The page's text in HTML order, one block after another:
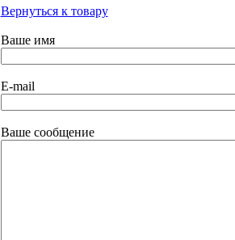
Вернуться к товару
Ваше имя
E-mail
Ваше сообщение